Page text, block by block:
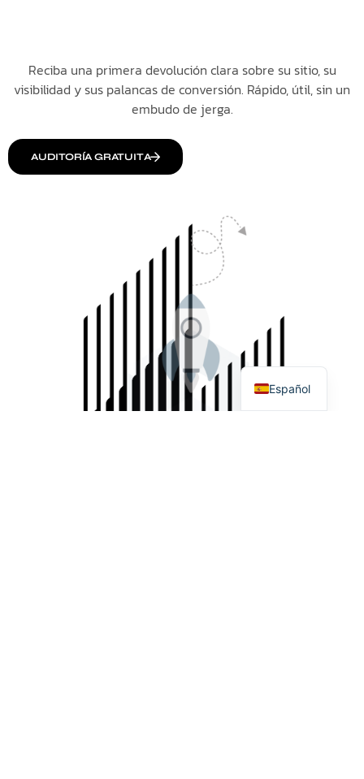
Reciba una primera devolución clara sobre su sitio, su
visibilidad y sus palancas de conversión. Rápido, útil, sin un
embudo de jerga.
AUDITORÍA GRATUITA
Español